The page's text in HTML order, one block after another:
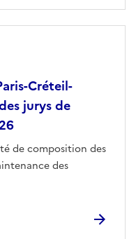
Créteil-
jurys de
de composition des
des